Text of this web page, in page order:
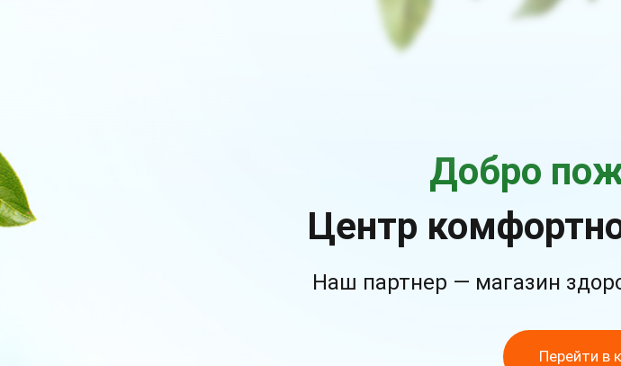
Добро
Центр
Наш партнер — магазин
Перейти в